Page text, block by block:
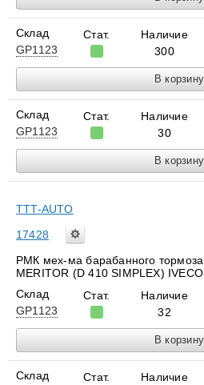
Склад
GP1123
Стат.
Наличие
300
Склад
GP1123
Стат.
Наличие
30
TTT-AUTO
17428
РМК мех-ма барабанного
MERITOR (D 410 SIMPLEX) IVECO
Склад
GP1123
Стат.
Наличие
32
Склад
Стат.
Наличие